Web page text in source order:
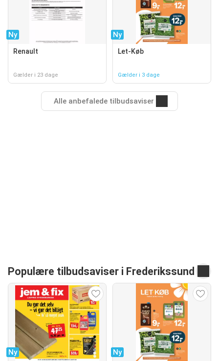
Ny
Renault
Gælder i 23 dage
Ny
Let-Køb
Gælder i 3 dage
Alle anbefalede tilbudsaviser
Populære tilbudsaviser i Frederikssund
Ny Ny